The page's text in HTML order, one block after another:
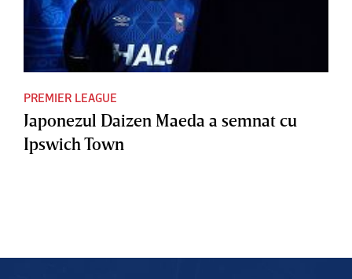
PREMIER LEAGUE
Japonezul Daizen Maeda a semnat cu
Ipswich Town